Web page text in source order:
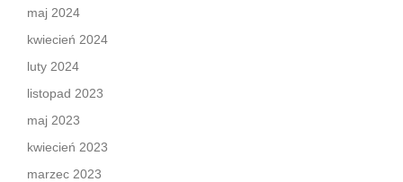
maj 2024
kwiecień 2024
luty 2024
listopad 2023
maj 2023
kwiecień 2023
marzec 2023